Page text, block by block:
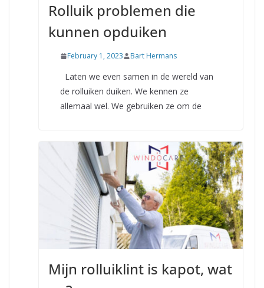
Rolluik problemen die
kunnen opduiken
February 1, 2023 Bart Hermans
Laten we even samen in de wereld van
de rolluiken duiken. We kennen ze
allemaal wel. We gebruiken ze om de
Mijn rolluiklint is kapot, wat